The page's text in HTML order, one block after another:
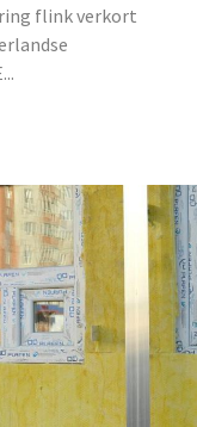
flink verkort